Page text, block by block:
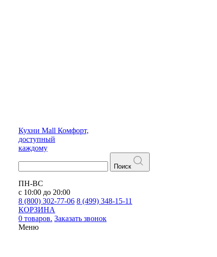
Кухни Mall Комфорт,
доступный
каждому
Поиск
ПН-ВС
с 10:00 до 20:00
8 (800) 302-77-06 8 (499) 348-15-11
КОРЗИНА
0 товаров. Заказать звонок
Меню